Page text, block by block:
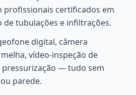
profissionais certificados em
de tubulações e infiltrações.
digital, câmera
vídeo-inspeção de
— tudo sem
parede.